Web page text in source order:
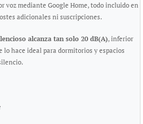
voz mediante Google Home, todo incluido en
adicionales ni suscripciones.
alcanza tan solo 20 dB(A), inferior
lo hace ideal para dormitorios y espacios